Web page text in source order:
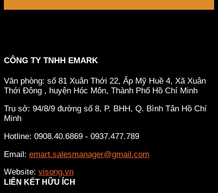
CÔNG TY TNHH EMARK
Văn phòng: số 81 Xuân Thới 22, Ấp Mỹ Huề 4, Xã Xuân
Thới Đông , huyện Hóc Môn, Thành Phố Hồ Chí Minh
Trụ sở: 94/8/9 đường số 8, P. BHH, Q. Bình Tân Hồ Chí
Minh
Hotline: 0908.40.6869 - 0937.477.789
Email: emart.salesmanager@gmail.com
Website: visong.vn
LIÊN KẾT HỮU ÍCH